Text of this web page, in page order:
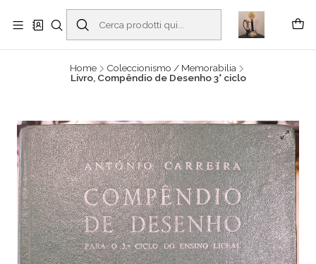
Buscantiguidades - Leilões. Colecionismo e antiguidades em Viana do
Castelo -
Read more
Home
Coleccionismo / Memorabilia
Livro, Compêndio de Desenho 3° ciclo